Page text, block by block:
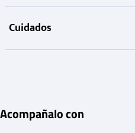
Cuidados
Acompañalo con